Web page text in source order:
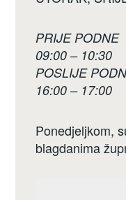
PRIJE PODNE
09:00 – 10:30
POSLIJE
16:00 – 17:00
Ponedjeljkom,
blagdanima